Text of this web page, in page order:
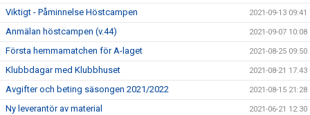
Viktigt - Påminnelse Höstcampen 2021-09-13 09:41
Anmälan höstcampen (v.44) 2021-09-07 10:08
Första hemmamatchen för A-laget 2021-08-25 09:50
Klubbdagar med Klubbhuset 2021-08-21 17:43
Avgifter och beting säsongen 2021/2022 2021-08-15 21:28
Ny leverantör av material 2021-06-21 12:30